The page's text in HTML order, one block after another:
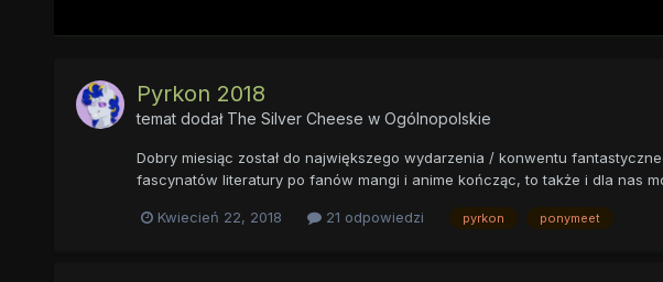
Pyrkon 2018
temat dodał The Silver Cheese w Ogólnopolskie
Dobry miesiąc został do największego wydarzenia / konwentu
fascynatów literatury po fanów mangi i anime kończąc, to także i dla nas
Kwiecień 22, 2018 21 odpowiedzi pyrkon ponymeet